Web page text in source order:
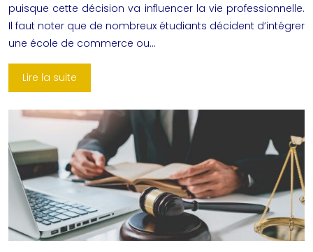
puisque cette décision va influencer la vie professionnelle.
Il faut noter que de nombreux étudiants décident d’intégrer
une école de commerce ou…
Lire la suite